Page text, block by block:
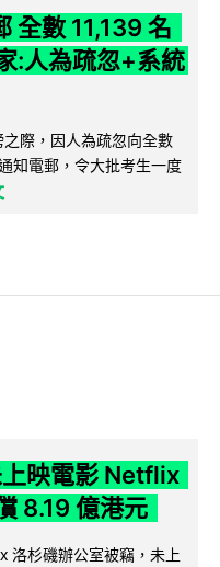
全數 11,139 名
:人為疏忽+系統
際，因人為疏忽向全數
知電郵，令大批考生一度
映電影 Netflix
8.19 億港元
洛杉磯辦公室被竊，未上